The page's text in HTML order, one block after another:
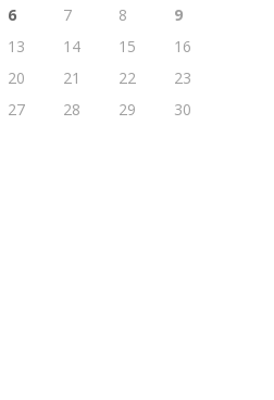
6 7 8
9
13 14 15
16
20 21 22
23
27 28 29
30